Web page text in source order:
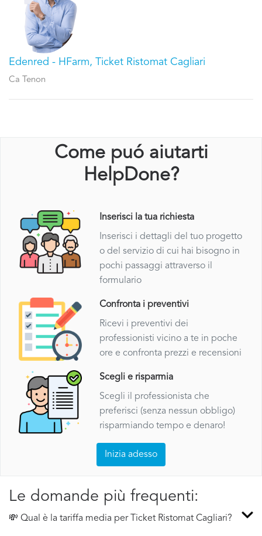
Edenred - HFarm, Ticket Ristomat Cagliari
Ca Tenon
Come puó aiutarti
HelpDone?
Inserisci la tua richiesta
Inserisci i dettagli del tuo progetto
o del servizio di cui hai bisogno in
pochi passaggi attraverso il
formulario
Confronta i preventivi
Ricevi i preventivi dei
professionisti vicino a te in poche
ore e confronta prezzi e recensioni
Scegli e risparmia
Scegli il professionista che
preferisci (senza nessun obbligo)
risparmiando tempo e denaro!
Inizia adesso
Le domande più frequenti:
💸 Qual è la tariffa media per Ticket Ristomat Cagliari?